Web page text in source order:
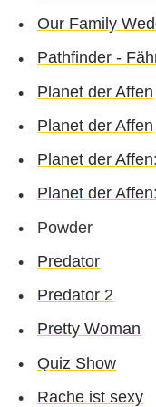
Our Family
Pathfinder -
Planet der Affen
Planet der Affen
Planet der
Planet der
Powder
Predator
Predator 2
Pretty Woman
Quiz Show
Rache ist sexy